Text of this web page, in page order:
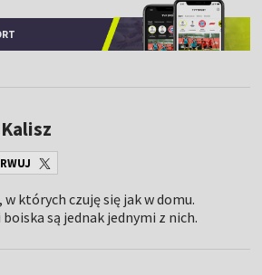
których czuję się jak w domu.
są jednak jednymi z nich.